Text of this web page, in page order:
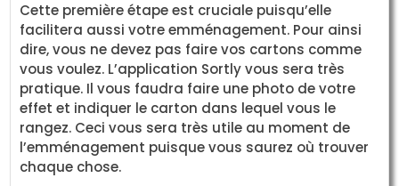
Cette première étape est cruciale puisqu’elle
facilitera aussi votre emménagement. Pour ainsi
dire, vous ne devez pas faire vos cartons comme
vous voulez. L’application Sortly vous sera très
pratique. Il vous faudra faire une photo de votre
effet et indiquer le carton dans lequel vous le
rangez. Ceci vous sera très utile au moment de
l’emménagement puisque vous saurez où trouver
chaque chose.